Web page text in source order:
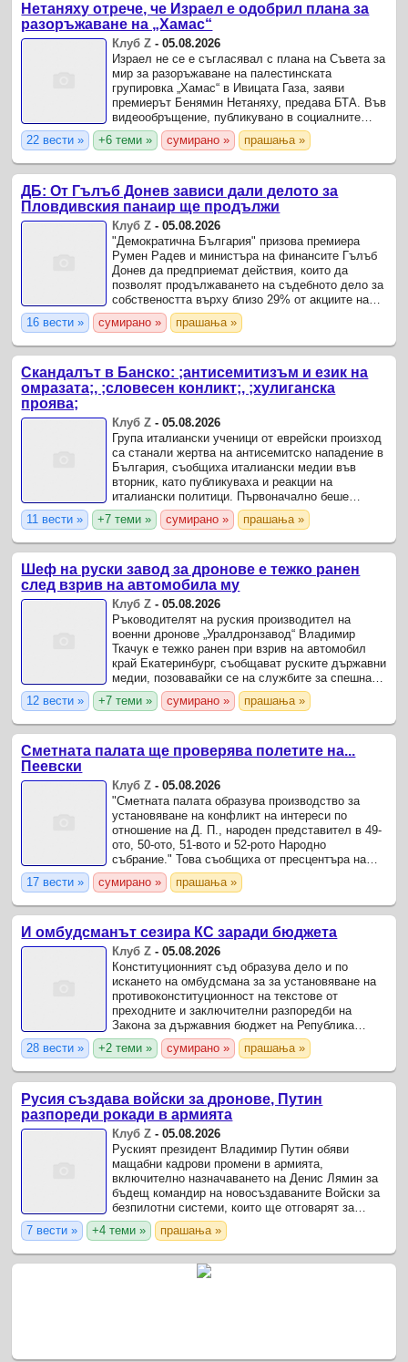
Нетаняху отрече, че Израел е одобрил плана за
разоръжаване на „Хамас“
Клуб Z -05.08.2026
Израел не се е съгласявал с плана на Съвета за
мир за разоръжаване на палестинската
групировка „Хамас“ в Ивицата Газа, заяви
премиерът Бенямин Нетаняху, предава БТА. Във
видеообръщение, публикувано в социалните
мрежи, Нетаняху посочи, че Израел е получил
„проект“ на ...
22 вести » +6 теми » сумирано » прашања »
ДБ: От Гълъб Донев зависи дали делото за
Пловдивския панаир ще продължи
Клуб Z -05.08.2026
"Демократична България" призова премиера
Румен Радев и министъра на финансите Гълъб
Донев да предприемат действия, които да
позволят продължаването на съдебното дело за
собствеността върху близо 29% от акциите на
Международен панаир - Пловдив.
16 вести » сумирано » прашања »
Скандалът в Банско: ;антисемитизъм и език на
омразата;, ;словесен конликт;, ;хулиганска
проява;
Клуб Z -05.08.2026
Група италиански ученици от еврейски произход
са станали жертва на антисемитско нападение в
България, съобщиха италиански медии във
вторник, като публикуваха и реакции на
италиански политици. Първоначално беше
съобщено, че случаят е от хотел в София, като
СДВР веднага обяви, че ...
11 вести » +7 теми » сумирано » прашања »
Шеф на руски завод за дронове е тежко ранен
след взрив на автомобила му
Клуб Z -05.08.2026
Ръководителят на руския производител на
военни дронове „Уралдронзавод“ Владимир
Ткачук е тежко ранен при взрив на автомобил
край Екатеринбург, съобщават руските държавни
медии, позовавайки се на службите за спешна
помощ.
12 вести » +7 теми » сумирано » прашања »
Сметната палата ще проверява полетите на...
Пеевски
Клуб Z -05.08.2026
"Сметната палата образува производство за
установяване на конфликт на интереси по
отношение на Д. П., народен представител в 49-
ото, 50-ото, 51-вото и 52-рото Народно
събрание." Това съобщиха от пресцентъра на
институцията.
17 вести » сумирано » прашања »
И омбудсманът сезира КС заради бюджета
Клуб Z -05.08.2026
Конституционният съд образува дело и по
искането на омбудсмана за за установяване на
противоконституционност на текстове от
преходните и заключителни разпоредби на
Закона за държавния бюджет на Република
България за 2026 г.
28 вести » +2 теми » сумирано » прашања »
Русия създава войски за дронове, Путин
разпореди рокади в армията
Клуб Z -05.08.2026
Руският президент Владимир Путин обяви
мащабни кадрови промени в армията,
включително назначаването на Денис Лямин за
бъдещ командир на новосъздаваните Войски за
безпилотни системи, които ще отговарят за
използването на дронове на бойното поле,
предадоха Ройтерс, ТАСС и БТА.
7 вести » +4 теми » прашања »